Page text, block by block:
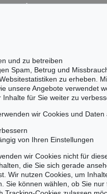
und zu betreiben
Spam, Betrug und
zu erheben.
unsere Angebote verwendet
für Sie weiter zu
wir Cookies und Daten
von Ihren Einstellungen
wir Cookies nicht für
die Sie sich gerade
Wir nutzen Cookies, um
Sie können wählen, ob Sie